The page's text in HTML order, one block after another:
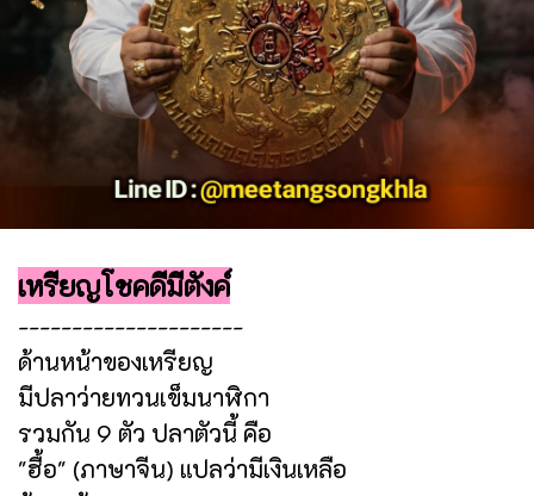
เหรียญโชคดีมีตังค์
---------------------
ด้านหน้าของเหรียญ
มีปลาว่ายทวนเข็มนาฬิกา
รวมกัน 9 ตัว ปลาตัวนี้ คือ
"ฮื้อ" (ภาษาจีน) แปลว่ามีเงินเหลือ